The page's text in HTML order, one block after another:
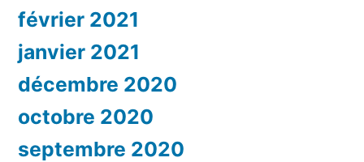
février 2021
janvier 2021
décembre 2020
octobre 2020
septembre 2020